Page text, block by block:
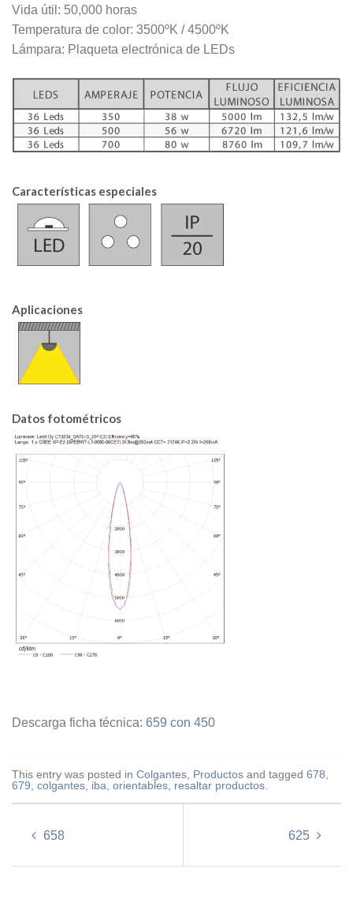
Vida útil: 50,000 horas
Temperatura de color: 3500ºK / 4500ºK
Lámpara: Plaqueta electrónica de LEDs
Características especiales
Aplicaciones
Datos fotométricos
Descarga ficha técnica: 659 con 450
This entry was posted in Colgantes Productos and tagged 678
679 colgantes iba orientables resaltar productos
658 625